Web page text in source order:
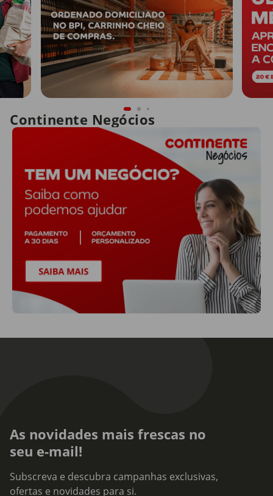
Continente Negócios
As novidades mais frescas no
seu e-mail!
Subscreva e descubra campanhas exclusivas,
ofertas e novidades para si.